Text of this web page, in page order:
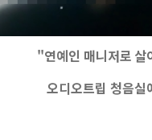
"연예인 매니저로
오디오트립 청음